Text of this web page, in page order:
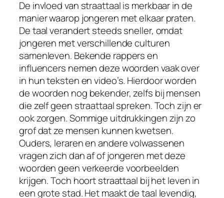
De invloed van straattaal is merkbaar in de
manier waarop jongeren met elkaar praten.
De taal verandert steeds sneller, omdat
jongeren met verschillende culturen
samenleven. Bekende rappers en
influencers nemen deze woorden vaak over
in hun teksten en video’s. Hierdoor worden
de woorden nog bekender, zelfs bij mensen
die zelf geen straattaal spreken. Toch zijn er
ook zorgen. Sommige uitdrukkingen zijn zo
grof dat ze mensen kunnen kwetsen.
Ouders, leraren en andere volwassenen
vragen zich dan af of jongeren met deze
woorden geen verkeerde voorbeelden
krijgen. Toch hoort straattaal bij het leven in
een grote stad. Het maakt de taal levendig,